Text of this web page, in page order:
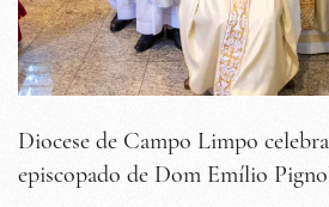
Diocese de Campo Limpo
episcopado de Dom Emílio